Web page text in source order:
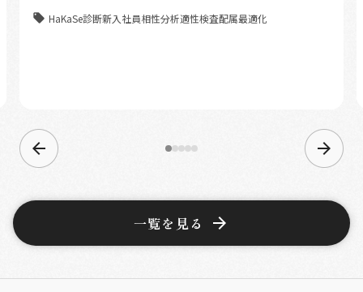
HaKaSe診断新入社員相性分析適性検査配属最適化
一覧を見る